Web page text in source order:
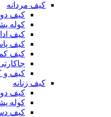
کیف مردانه
کیف
کوله
کیف
کیف
کیف
کیف و
کیف زنانه
کیف
کوله
کیف